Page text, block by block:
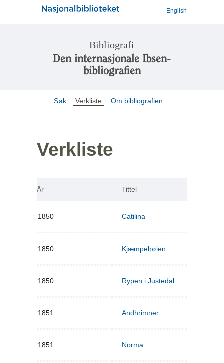
English
Bibliografi
Den internasjonale Ibsen-
bibliografien
Søk Verkliste Om bibliografien
Verkliste
År Tittel
1850 Catilina
1850 Kjæmpehøien
1850 Rypen i Justedal
1851 Andhrimner
1851 Norma